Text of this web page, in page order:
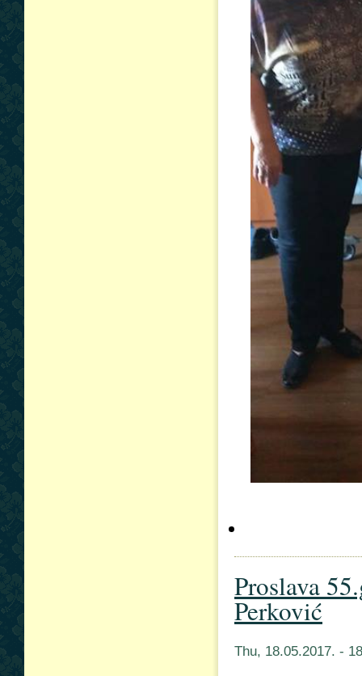
Proslava
Perković
Thu, 18.05.2017. -